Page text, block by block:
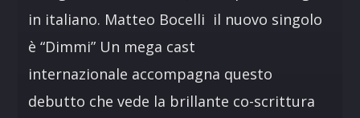
in italiano. Matteo Bocelli il nuovo singolo
è “Dimmi” Un mega cast
internazionale accompagna questo
debutto che vede la brillante co-scrittura